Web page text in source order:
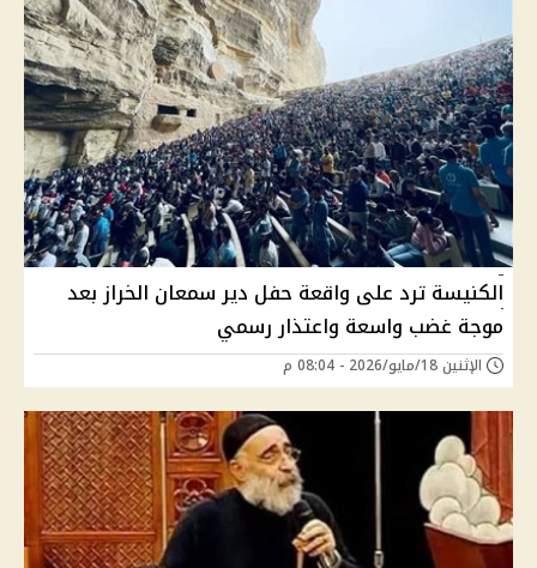
الكنيسة ترد على واقعة حفل دير سمعان الخراز بعد
موجة غضب واسعة واعتذار رسمي
الإثنين 18/مايو/2026 - 08:04 م